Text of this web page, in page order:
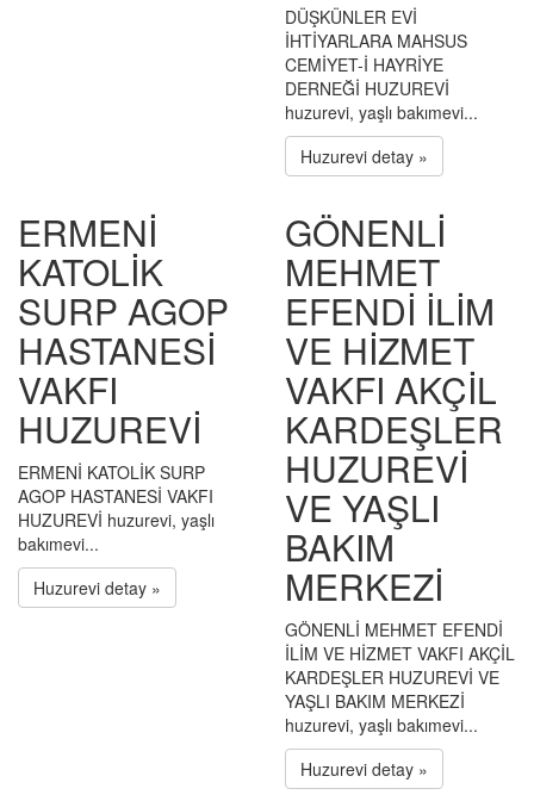
DÜŞKÜNLER EVİ
İHTİYARLARA MAHSUS
CEMİYET-İ HAYRİYE
DERNEĞİ HUZUREVİ
huzurevi, yaşlı bakımevi...
Huzurevi detay »
ERMENİ
KATOLİK
SURP AGOP
HASTANESİ
VAKFI
HUZUREVİ
ERMENİ KATOLİK SURP
AGOP HASTANESİ VAKFI
HUZUREVİ huzurevi, yaşlı
bakımevi...
Huzurevi detay »
GÖNENLİ
MEHMET
EFENDİ İLİM
VE HİZMET
VAKFI AKÇİL
KARDEŞLER
HUZUREVİ
VE YAŞLI
BAKIM
MERKEZİ
GÖNENLİ MEHMET EFENDİ
İLİM VE HİZMET VAKFI AKÇİL
KARDEŞLER HUZUREVİ VE
YAŞLI BAKIM MERKEZİ
huzurevi, yaşlı bakımevi...
Huzurevi detay »